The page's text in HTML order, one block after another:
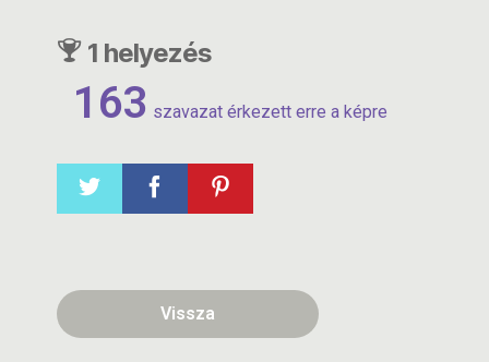
1 helyezés
163 szavazat érkezett erre a képre
Vissza